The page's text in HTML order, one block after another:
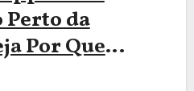
Perto da
Por Que